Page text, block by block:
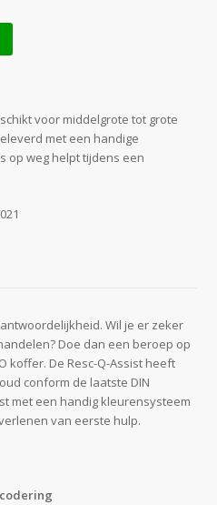
voor middelgrote tot grote
met een handige
op weg helpt tijdens een
Wil je er zeker
Doe dan een beroep op
koffer. De Resc-Q-Assist heeft
conform de laatste DIN
met een handig kleurensysteem
van eerste hulp.